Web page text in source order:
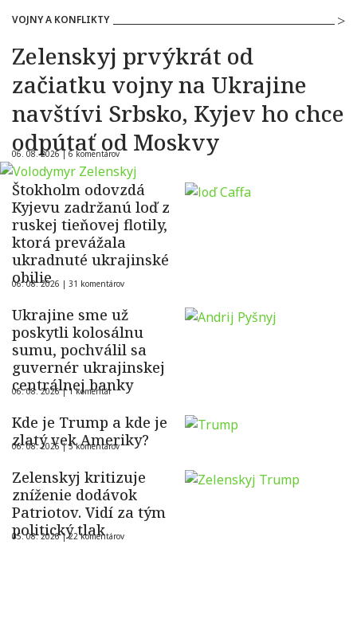
VOJNY A KONFLIKTY
Zelenskyj prvýkrát od
začiatku vojny na Ukrajine
navštívi Srbsko, Kyjev ho chce
odpútať od Moskvy
06. 08. 2026 | 6 komentárov
Štokholm odovzdá
Kyjevu zadržanú loď z
ruskej tieňovej flotily,
ktorá prevážala
ukradnuté ukrajinské
obilie
06. 08. 2026 | 31 komentárov
Ukrajine sme už
poskytli kolosálnu
sumu, pochválil sa
guvernér ukrajinskej
centrálnej banky
06. 08. 2026 |1 komentár
Kde je Trump a kde je
zlatý vek Ameriky?
06. 08. 2026 |5 komentárov
Zelenskyj kritizuje
zníženie dodávok
Patriotov. Vidí za tým
politický tlak
05. 08. 2026 |22 komentárov